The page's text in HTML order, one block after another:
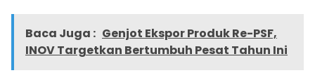
Baca Juga : Genjot Ekspor Produk Re-PSF,
INOV Targetkan Bertumbuh Pesat Tahun Ini